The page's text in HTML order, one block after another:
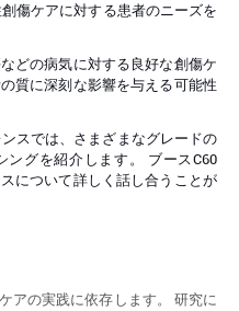
傷ケアに対する患者のニーズを
どの病気に対する良好な創傷ケ
質に深刻な影響を与える可能性
スでは、さまざまなグレードの
ングを紹介します。 ブースC60
について詳しく話し合うことが
アの実践に依存します。 研究に